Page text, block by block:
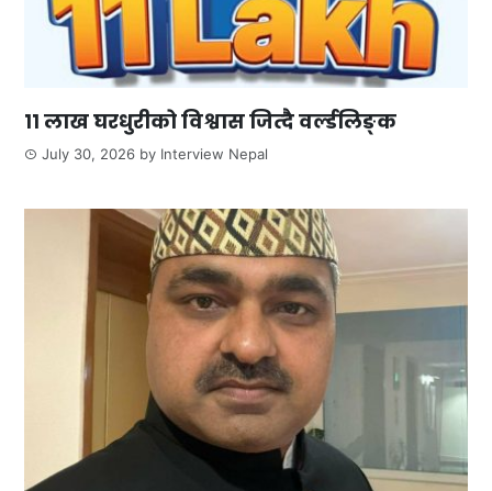
११ लाख घरधुरीको विश्वास जित्दै वर्ल्डलिङ्क
July 30, 2026 by Interview Nepal